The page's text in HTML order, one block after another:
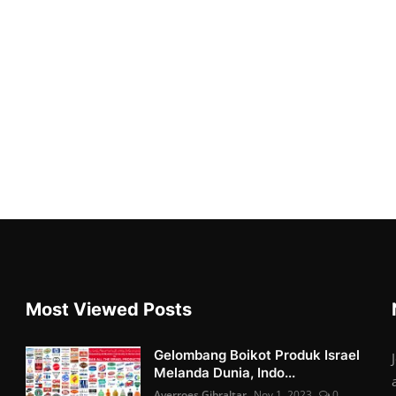
Most Viewed Posts
Gelombang Boikot Produk Israel
Melanda Dunia, Indo...